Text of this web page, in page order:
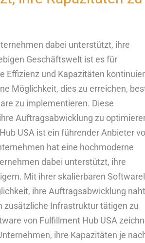
dabei unterstützt, ihre
Geschäftswelt ist es für
Effizienz und Kapazitäten
Möglichkeit, dies zu erreichen,
zu implementieren. Diese
Auftragsabwicklung zu
USA ist ein führender Anbieter
hat eine hochmoderne
dabei unterstützt, ihre
Mit ihrer skalierbaren
ihre Auftragsabwicklung
zusätzliche Infrastruktur tätigen zu
von Fulfillment Hub USA
ihre Kapazitäten je